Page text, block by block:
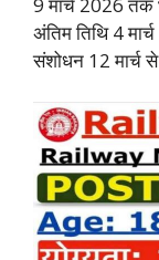
अंतिम तिथि 4
संशोधन 12 मार्च